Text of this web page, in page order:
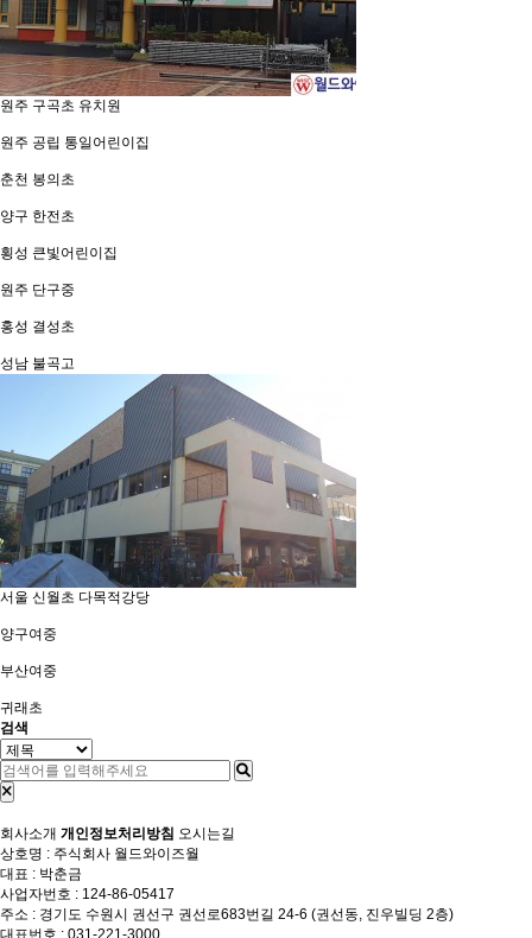
원주 구곡초 유치원
원주 공립 통일어린이집
춘천 봉의초
양구 한전초
횡성 큰빛어린이집
원주 단구중
홍성 결성초
성남 불곡고
서울 신월초 다목적강당
양구여중
부산여중
귀래초
검색
회사소개 개인정보처리방침 오시는길
상호명 : 주식회사 월드와이즈월
대표 : 박춘금
사업자번호 : 124-86-05417
주소 : 경기도 수원시 권선구 권선로683번길 24-6 (권선동, 진우빌딩 2층)
대표번호 : 031-221-3000